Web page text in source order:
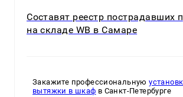
Составят реестр пострадавших
на складе WB в Самаре
Закажите профессиональную
вытяжки в шкаф в Санкт-Петербурге